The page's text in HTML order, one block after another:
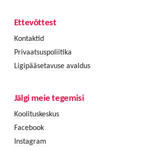
Ettevõttest
Kontaktid
Privaatsuspoliitika
Ligipääsetavuse avaldus
Jälgi meie tegemisi
Koolituskeskus
Facebook
Instagram